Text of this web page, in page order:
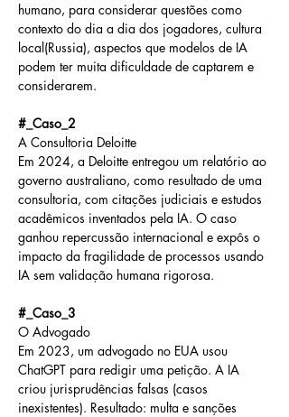
humano, para considerar questões como
contexto do dia a dia dos jogadores, cultura
local(Russia), aspectos que modelos de IA
podem ter muita dificuldade de captarem e
considerarem.
#_Caso_2
A Consultoria Deloitte
Em 2024, a Deloitte entregou um relatório ao
governo australiano, como resultado de uma
consultoria, com citações judiciais e estudos
acadêmicos inventados pela IA. O caso
ganhou repercussão internacional e expôs o
impacto da fragilidade de processos usando
IA sem validação humana rigorosa.
#_Caso_3
O Advogado
Em 2023, um advogado no EUA usou
ChatGPT para redigir uma petição. A IA
criou jurisprudências falsas (casos
inexistentes). Resultado: multa e sanções